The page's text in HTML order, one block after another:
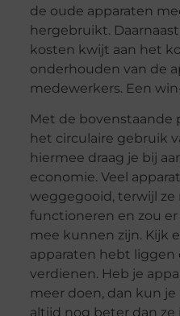
de oude apparaten
hergebruikt.
kosten kwijt aan het
onderhouden van de
medewerkers. Een
Met de bovenstaande
het circulaire gebruik
hiermee draag je bij
economie. Veel
weggegooid, terwijl ze
functioneren en zou
mee kunnen zijn. Kijk
apparaten hebt liggen
verdienen. Heb je
meer doen, dan kun je
altijd nog beter dan ze